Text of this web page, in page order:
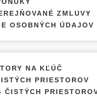
ZMLUVY
OSOBNÝCH ÚDAJOV​
NA KĽÚČ
PRIESTOROV
ČISTÝCH